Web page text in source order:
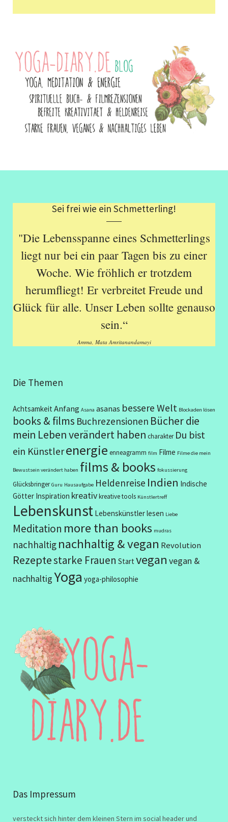
Sei frei wie ein Schmetterling!
"Die Lebensspanne eines Schmetterlings
liegt nur bei ein paar Tagen bis zu einer
Woche. Wie fröhlich er trotzdem
herumfliegt! Er verbreitet Freude und
Glück für alle. Unser Leben sollte genauso
sein.“
Amma, Mata Amritanandamayi
Die Themen
Achtsamkeit Anfang Asana asanas bessere Welt Blockaden lösen
books & films Buchrezensionen Bücher die
mein Leben verändert haben charakter Du bist
ein Künstlerenergie enneagramm film Filme Filme die mein
Bewustsein verändert haben films & books fokussierung
Glücksbringer Guru Hausaufgabe Heldenreise Indien Indische
Götter Inspiration kreativkreative tools Künstlertreff
Lebenskunst Lebenskünstlerlesen Liebe
Meditation more than books mudras
nachhaltig nachhaltig & vegan Revolution
Rezeptestarke Frauen Start vegan vegan &
nachhaltigYoga yoga-philosophie
Das Impressum
versteckt sich hinter dem kleinen Stern im social header und